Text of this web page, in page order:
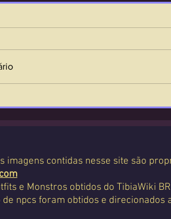
imagens contidas nesse site são
e Monstros obtidos do TibiaWiki
de npcs foram obtidos e direcionados